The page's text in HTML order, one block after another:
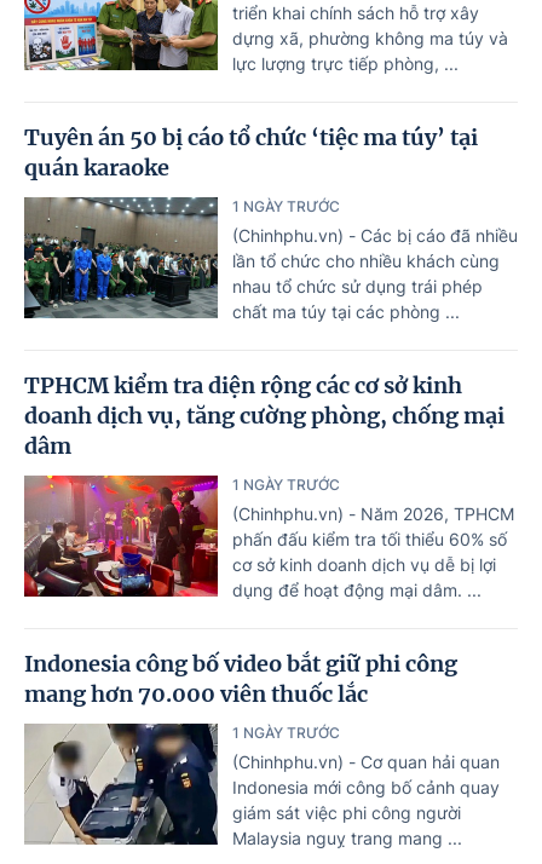
triển khai chính sách hỗ trợ xây
dựng xã, phường không ma túy và
lực lượng trực tiếp phòng, ...
Tuyên án 50 bị cáo tổ chức ‘tiệc ma túy’ tại
quán karaoke
1 NGÀY TRƯỚC
(Chinhphu.vn) - Các bị cáo đã nhiều
lần tổ chức cho nhiều khách cùng
nhau tổ chức sử dụng trái phép
chất ma túy tại các phòng ...
TPHCM kiểm tra diện rộng các cơ sở kinh
doanh dịch vụ, tăng cường phòng, chống mại
dâm
1 NGÀY TRƯỚC
(Chinhphu.vn) - Năm 2026, TPHCM
phấn đấu kiểm tra tối thiểu 60% số
cơ sở kinh doanh dịch vụ dễ bị lợi
dụng để hoạt động mại dâm. ...
Indonesia công bố video bắt giữ phi công
mang hơn 70.000 viên thuốc lắc
1 NGÀY TRƯỚC
(Chinhphu.vn) - Cơ quan hải quan
Indonesia mới công bố cảnh quay
giám sát việc phi công người
Malaysia nguỵ trang mang ...